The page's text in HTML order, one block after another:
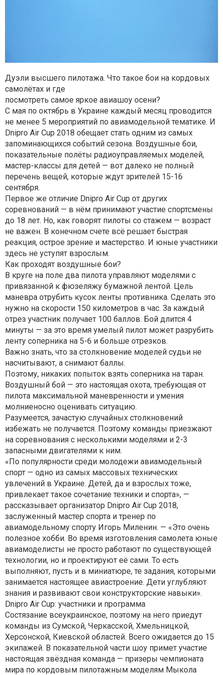
Дуэли высшего пилотажа. Что такое бои на кордовых
самолётах и где
посмотреть самое яркое авиашоу осени?
С мая по октябрь в Украине каждый месяц проводится
не менее 5 мероприятий по авиамодельной тематике. И
Dnipro Air Cup 2018 обещает стать одним из самых
запоминающихся событий сезона. Воздушные бои,
показательные полёты радиоуправляемых моделей,
мастер-классы для детей — вот далеко не полный
перечень вещей, которые ждут зрителей 15-16
сентября.
Первое же отличие Dnipro Air Cup от других
соревнований — в нём принимают участие спортсмены
до 18 лет. Но, как говорят пилоты со стажем — возраст
не важен. В конечном счете всё решает быстрая
реакция, острое зрение и мастерство. И юные участники
здесь не уступят взрослым.
Как проходят воздушные бои?
В круге на поле два пилота управляют моделями с
привязанной к фюзеляжу бумажной лентой. Цель
маневра отрубить кусок ленты противника. Сделать это
нужно на скорости 150 километров в час. За каждый
отрез участник получает 100 баллов. Бой длится 4
минуты — за это время умелый пилот может разрубить
ленту соперника на 5-6 и больше отрезков.
Важно знать, что за столкновение моделей судьи не
насчитывают, а снимают баллы.
Поэтому, никаких попыток взять соперника на таран.
Воздушный бой — это настоящая охота, требующая от
пилота максимальной маневренности и умения
молниеносно оценивать ситуацию.
Разумеется, зачастую случайных столкновений
избежать не получается. Поэтому команды приезжают
на соревнования с несколькими моделями и 2-3
запасными двигателями к ним.
«По популярности среди молодежи авиамодельный
спорт — одно из самых массовых технических
увлечений в Украине. Детей, да и взрослых тоже,
привлекает такое сочетание техники и спорта», —
рассказывает организатор Dnipro Air Cup 2018,
заслуженный мастер спорта и тренер по
авиамодельному спорту Игорь Миленин. — «Это очень
полезное хобби. Во время изготовления самолета юные
авиамоделисты не просто работают по существующей
технологии, но и проектируют её сами. То есть
выполняют, пусть и в миниатюре, те задания, которыми
занимается настоящее авиастроение. Дети углубляют
знания и развивают свои конструкторские навыки».
Dnipro Air Cup: участники и программа
Состязание всеукраинское, поэтому на него приедут
команды из Сумской, Черкасской, Хмельницкой,
Херсонской, Киевской областей. Всего ожидается до 15
экипажей. В показательной части шоу примет участие
настоящая звёздная команда — призеры чемпионата
мира по кордовым пилотажным моделям Мыкола